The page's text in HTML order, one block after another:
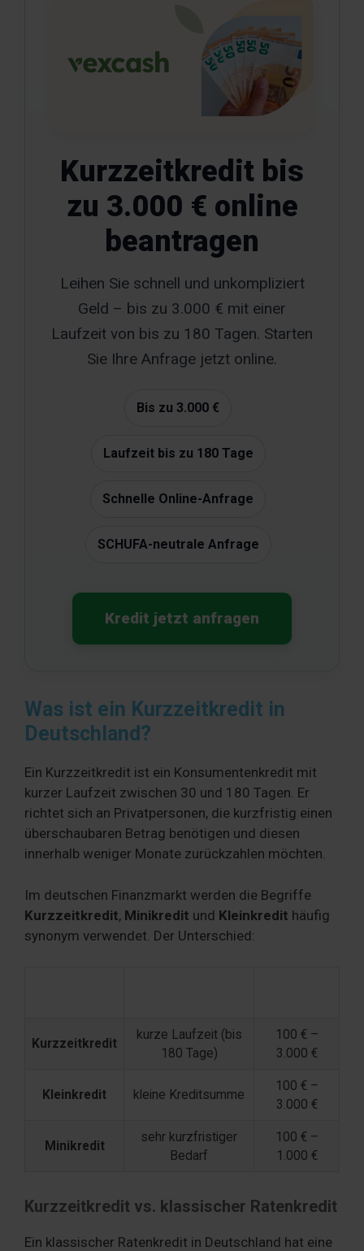
Kurzzeitkredit bis
zu 3.000 € online
beantragen
Leihen Sie schnell und unkompliziert
Geld – bis zu 3.000 € mit einer
Laufzeit von bis zu 180 Tagen. Starten
Sie Ihre Anfrage jetzt online.
Bis zu 3.000 €
Laufzeit bis zu 180 Tage
Schnelle Online-Anfrage
SCHUFA-neutrale Anfrage
Kredit jetzt anfragen
Was ist ein Kurzzeitkredit in
Deutschland?
Ein Kurzzeitkredit ist ein Konsumentenkredit mit
kurzer Laufzeit zwischen 30 und 180 Tagen. Er
richtet sich an Privatpersonen, die kurzfristig einen
überschaubaren Betrag benötigen und diesen
innerhalb weniger Monate zurückzahlen möchten.
Im deutschen Finanzmarkt werden die Begriffe
Kurzzeitkredit, Minikredit und Kleinkredit häufig
synonym verwendet. Der Unterschied:
Kurzzeitkredit
kurze Laufzeit (bis
180 Tage)
100 € –
3.000 €
Kleinkredit kleine Kreditsumme
100 € –
3.000 €
Minikredit
sehr kurzfristiger
Bedarf
100 € –
1.000 €
Kurzzeitkredit vs. klassischer Ratenkredit
Ein klassischer Ratenkredit in Deutschland hat eine